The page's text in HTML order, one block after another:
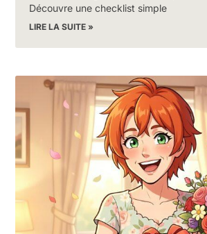
Découvre une checklist simple
LIRE LA SUITE »